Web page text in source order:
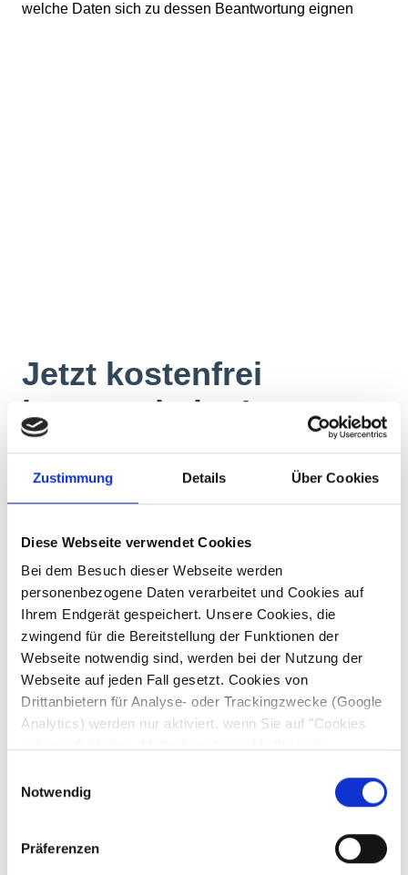
Zustimmung Details Über Cookies
Diese Webseite verwendet Cookies
Bei dem Besuch dieser Webseite werden
personenbezogene Daten verarbeitet und Cookies auf
Ihrem Endgerät gespeichert. Unsere Cookies, die
zwingend für die Bereitstellung der Funktionen der
Webseite notwendig sind, werden bei der Nutzung der
Webseite auf jeden Fall gesetzt. Cookies von
Drittanbietern für Analyse- oder Trackingzwecke (Google
Analytics) werden nur aktiviert, wenn Sie auf "Cookies
erfahren Sie in unserer
—
Notwendig
Präferenzen
welche Daten sich zu dessen Beantwortung eignen